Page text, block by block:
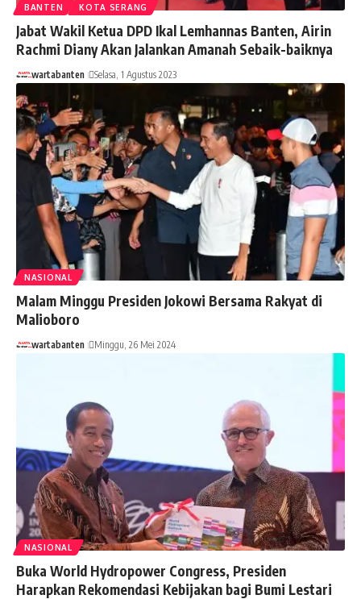
BANTEN KOTA SERANG
Jabat Wakil Ketua DPD Ikal Lemhannas Banten, Airin
Rachmi Diany Akan Jalankan Amanah Sebaik-baiknya
wartabanten Selasa, 1 Agustus 2023
NASIONAL
Malam Minggu Presiden Jokowi Bersama Rakyat di
Malioboro
wartabanten Minggu, 26 Mei 2024
NASIONAL
Buka World Hydropower Congress, Presiden
Harapkan Rekomendasi Kebijakan bagi Bumi Lestari